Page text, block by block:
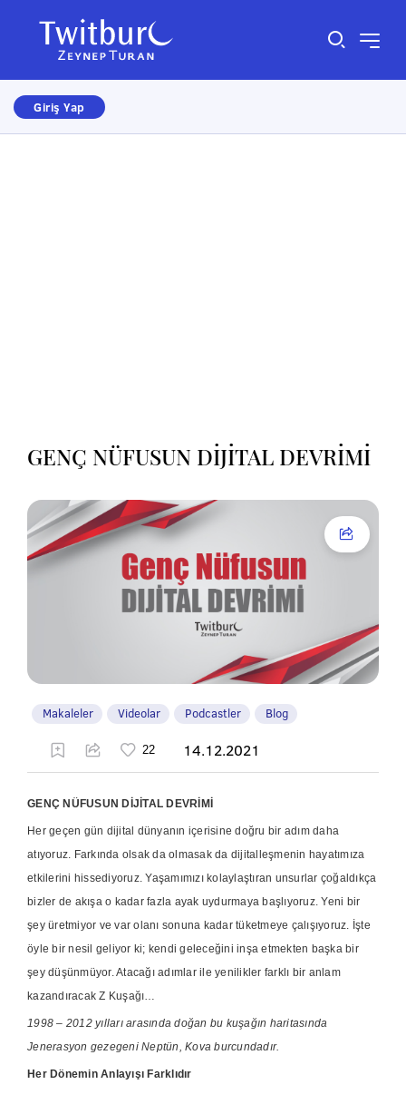
Giriş Yap
GENÇ NÜFUSUN DİJİTAL DEVRİMİ
Makaleler Videolar Podcastler Blog
14.12.2021
GENÇ NÜFUSUN DİJİTAL DEVRİMİ
Her geçen gün dijital dünyanın içerisine doğru bir adım daha
atıyoruz. Farkında olsak da olmasak da dijitalleşmenin hayatımıza
etkilerini hissediyoruz. Yaşamımızı kolaylaştıran unsurlar çoğaldıkça
bizler de akışa o kadar fazla ayak uydurmaya başlıyoruz. Yeni bir
şey üretmiyor ve var olanı sonuna kadar tüketmeye çalışıyoruz. İşte
öyle bir nesil geliyor ki; kendi geleceğini inşa etmekten başka bir
şey düşünmüyor. Atacağı adımlar ile yenilikler farklı bir anlam
kazandıracak Z Kuşağı…
1998 – 2012 yılları arasında doğan bu kuşağın haritasında
Jenerasyon gezegeni Neptün, Kova burcundadır.
Her Dönemin Anlayışı Farklıdır